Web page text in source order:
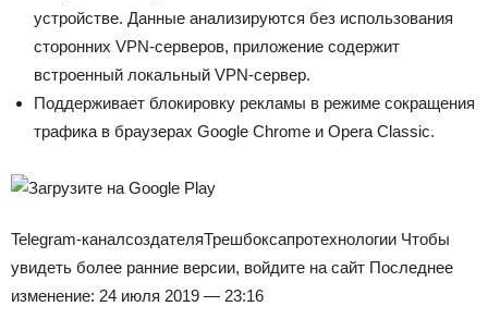
устройстве. Данные анализируются без использования
сторонних VPN-серверов, приложение содержит
встроенный локальный VPN-сервер.
Поддерживает блокировку рекламы в режиме сокращения
трафика в браузерах Google Chrome и Opera Classic.
Telegram-каналсоздателяТрешбоксапротехнологии Чтобы
увидеть более ранние версии, войдите на сайт Последнее
изменение: 24 июля 2019 — 23:16